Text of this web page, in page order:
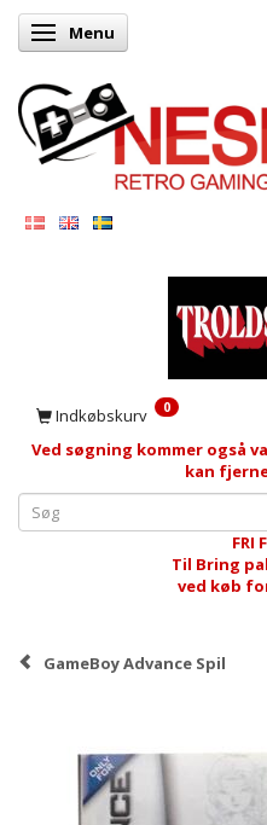
Skifte navigation
Menu
Indkøbskurv 0
Ved søgning kommer også
kan
FRI
Til Bring
ved køb
GameBoy Advance Spil